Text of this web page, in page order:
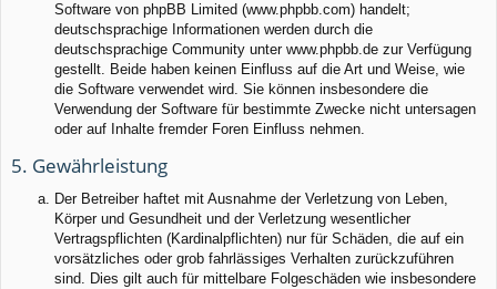
Software von phpBB Limited (www.phpbb.com) handelt;
deutschsprachige Informationen werden durch die
deutschsprachige Community unter www.phpbb.de zur Verfügung
gestellt. Beide haben keinen Einfluss auf die Art und Weise, wie
die Software verwendet wird. Sie können insbesondere die
Verwendung der Software für bestimmte Zwecke nicht untersagen
oder auf Inhalte fremder Foren Einfluss nehmen.
5. Gewährleistung
Der Betreiber haftet mit Ausnahme der Verletzung von Leben,
Körper und Gesundheit und der Verletzung wesentlicher
Vertragspflichten (Kardinalpflichten) nur für Schäden, die auf ein
vorsätzliches oder grob fahrlässiges Verhalten zurückzuführen
sind. Dies gilt auch für mittelbare Folgeschäden wie insbesondere